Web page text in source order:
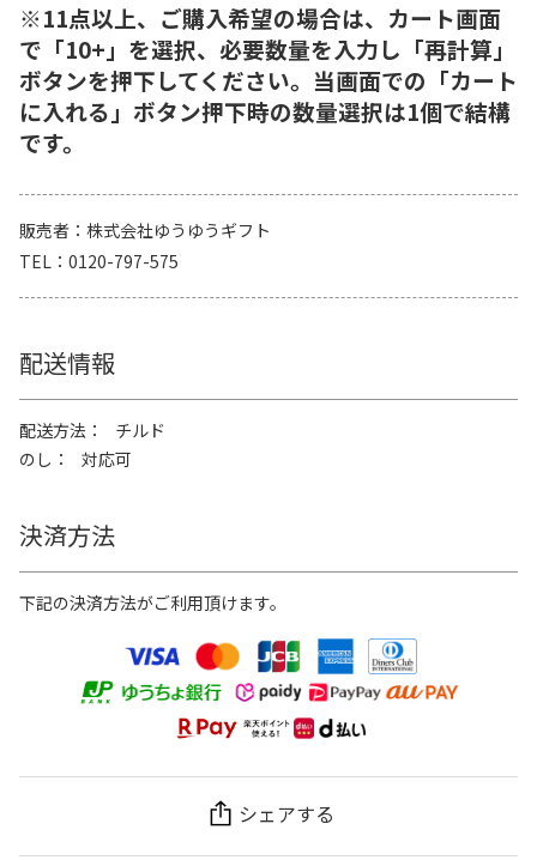
※11点以上、ご購入希望の場合は、カート画面
で「10+」を選択、必要数量を入力し「再計算」
ボタンを押下してください。当画面での「カート
に入れる」ボタン押下時の数量選択は1個で結構
です。
販売者
株式会社ゆうゆうギフト
TEL
0120-797-575
配送情報
配送方法
チルド
のし
対応可
決済方法
下記の決済方法がご利用頂けます。
シェアする